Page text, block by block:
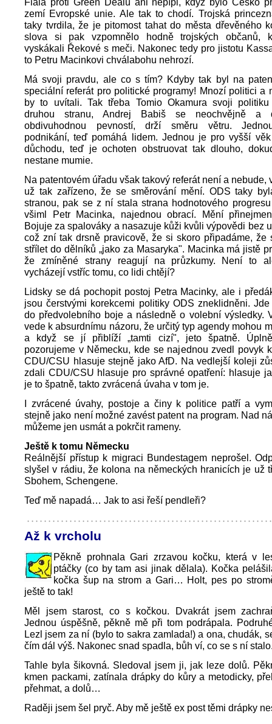
zemí Evropské unie. Ale tak to chodí. Trojská
taky tvrdila, že je pitomost tahat do města dřevěného
slova si pak vzpomnělo hodně trojských občanů,
vyskákali Řekové s meči. Nakonec tedy pro jistotu
to Petru Macinkovi chválabohu nehrozí.
Má svoji pravdu, ale co s tím? Kdyby tak byl na
speciální referát pro politické programy! Mnozí politici a
by to uvítali. Tak třeba Tomio Okamura svoji
druhou stranu, Andrej Babiš se neochvějně a
obdivuhodnou pevností, drží směru větru.
podnikání, teď pomáhá lidem. Jednou je pro vyšší
důchodu, teď je ochoten obstruovat tak dlouho,
nestane mumie.
Na patentovém úřadu však takový referát není a nebude,
už tak zařízeno, že se směrování mění. ODS taky
stranou, pak se z ní stala strana hodnotového
všiml Petr Macinka, najednou obrací. Mění
Bojuje za spalováky a nasazuje kůži kvůli výpovědi bez
což zní tak drsně pravicově, že si skoro připadáme, že
střílet do dělníků „jako za Masaryka". Macinka má jistě
že zmíněné strany reagují na průzkumy. Není to
vycházejí vstříc tomu, co lidi chtějí?
Lidsky se dá pochopit postoj Petra Macinky, ale i
jsou čerstvými korekcemi politiky ODS zneklidněni.
do předvolebního boje a následně o volební výsledky.
vede k absurdnímu názoru, že určitý typ agendy mohou
a když se jí přiblíží „tamti cizí", jeto špatně.
pozorujeme v Německu, kde se najednou zvedl povyk
CDU/CSU hlasuje stejně jako AfD. Na vedlejší koleji
zdali CDU/CSU hlasuje pro správné opatření: hlasuje
je to špatně, takto zvrácená úvaha v tom je.
I zvrácené úvahy, postoje a činy k politice patří a
stejně jako není možné zavést patent na program. Nad
můžeme jen usmát a pokrčit rameny.
Ještě k tomu Německu
Reálnější přístup k migraci Bundestagem neprošel.
slyšel v rádiu, že kolona na německých hranicích je už
Sbohem, Schengene.
Teď mě napadá… Jak to asi řeší pendleři?
Až k vrcholu
Pěkně prohnala Gari zrzavou kočku, která v
ptáčky (co by tam asi jinak dělala). Kočka
kočka šup na strom a Gari… Holt, pes po
ještě to tak!
Měl jsem starost, co s kočkou. Dvakrát jsem
Jednou úspěšně, pěkně mě při tom podrápala.
Lezl jsem za ní (bylo to sakra zamlada!) a ona, chudák,
čím dál výš. Nakonec snad spadla, bůh ví, co se s ní
Tahle byla šikovná. Sledoval jsem ji, jak leze dolů.
kmen packami, zatínala drápky do kůry a metodicky,
přehmat, a dolů…
Raději jsem šel pryč. Aby mě ještě ex post těmi drápky